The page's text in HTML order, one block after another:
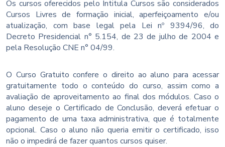
Os cursos oferecidos pelo Intitula Cursos são considerados
Cursos Livres de formação inicial, aperfeiçoamento e/ou
atualização, com base legal pela Lei nº 9394/96, do
Decreto Presidencial n° 5.154, de 23 de julho de 2004 e
pela Resolução CNE n° 04/99.
O Curso Gratuito confere o direito ao aluno para acessar
gratuitamente todo o conteúdo do curso, assim como a
avaliação de aproveitamento ao final dos módulos. Caso o
aluno deseje o Certificado de Conclusão, deverá efetuar o
pagamento de uma taxa administrativa, que é totalmente
opcional. Caso o aluno não queria emitir o certificado, isso
não o impedirá de fazer quantos cursos quiser.